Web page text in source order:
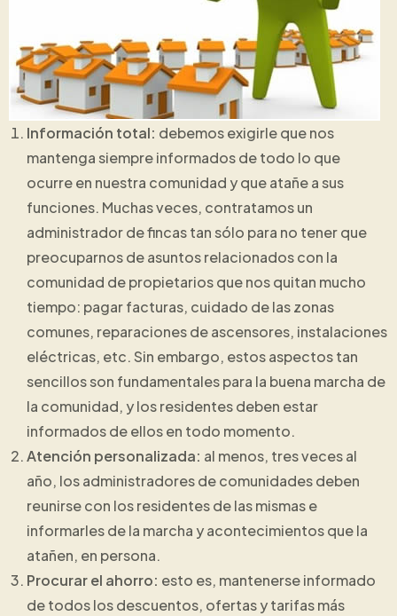
Información total: debemos exigirle que nos
mantenga siempre informados de todo lo que
ocurre en nuestra comunidad y que atañe a sus
funciones. Muchas veces, contratamos un
administrador de fincas tan sólo para no tener que
preocuparnos de asuntos relacionados con la
comunidad de propietarios que nos quitan mucho
tiempo: pagar facturas, cuidado de las zonas
comunes, reparaciones de ascensores, instalaciones
eléctricas, etc. Sin embargo, estos aspectos tan
sencillos son fundamentales para la buena marcha de
la comunidad, y los residentes deben estar
informados de ellos en todo momento.
Atención personalizada: al menos, tres veces al
año, los administradores de comunidades deben
reunirse con los residentes de las mismas e
informarles de la marcha y acontecimientos que la
atañen, en persona.
Procurar el ahorro: esto es, mantenerse informado
de todos los descuentos, ofertas y tarifas más